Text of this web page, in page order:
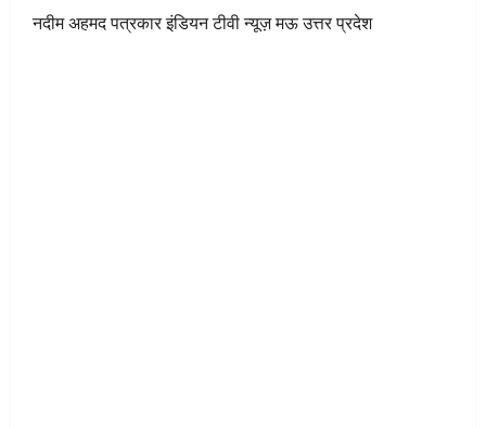
नदीम अहमद पत्रकार इंडियन टीवी न्यूज़ मऊ उत्तर प्रदेश